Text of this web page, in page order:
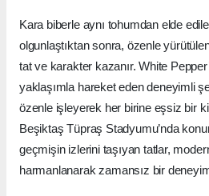
Kara biberle aynı tohumdan elde
olgunlaştıktan sonra, özenle
tat ve karakter kazanır. White
yaklaşımla hareket eden deneyimli
özenle işleyerek her birine eşsiz bir
Beşiktaş Tüpraş Stadyumu’nda
geçmişin izlerini taşıyan tatlar,
harmanlanarak zamansız bir